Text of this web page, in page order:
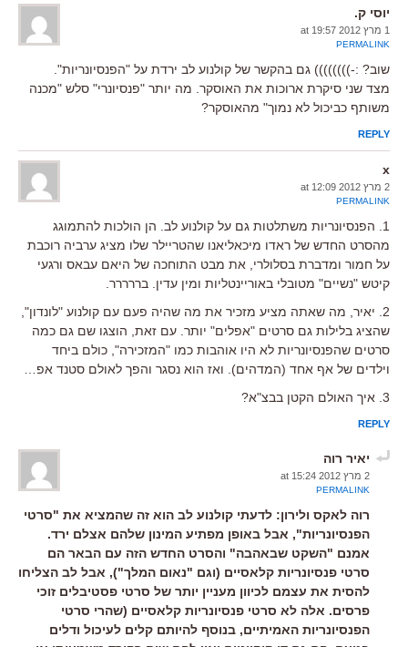
יוסי ק.
1 מרץ 2012 at 19:57
PERMALINK
שוב? :-)))))))) גם בהקשר של קולנוע לב ירדת על "הפנסיונריות".
מצד שני סיקרת ארוכות את האוסקר. מה יותר "פנסיונרי" סלש "מכנה
משותף כביכול לא נמוך" מהאוסקר?
REPLY
x
2 מרץ 2012 at 12:09
PERMALINK
1. הפנסיונריות משתלטות גם על קולנוע לב. הן הולכות להתמוגג
מהסרט החדש של ראדו מיכאליאנו שהטריילר שלו מציג ערביה רוכבת
על חמור ומדברת בסלולרי, את מבט התוחכה של היאם עבאס ורגעי
קיטש "נשיים" מטובלי באוריינטליות ומין עדין. בררררר.
2. יאיר, מה שאתה מציע מזכיר את מה שהיה פעם עם קולנוע "לונדון",
שהציג בלילות גם סרטים "אפלים" יותר. עם זאת, הוצגו שם גם כמה
סרטים שהפנסיונריות לא היו אוהבות כמו "המזכירה", כולם ביחד
וילדים של אף אחד (המדהים). ואז הוא נסגר והפך לאולם סטנד אפ…
3. איך האולם הקטן בבצ"א?
REPLY
יאיר רוה
2 מרץ 2012 at 15:24
PERMALINK
רוה לאקס ולירון: לדעתי קולנוע לב הוא זה שהמציא את "סרטי
הפנסיונריות", אבל באופן מפתיע המינון שלהם אצלם ירד.
אמנם "השקט שבאהבה" והסרט החדש הזה עם הבאר הם
סרטי פנסיונריות קלאסיים (וגם "נאום המלך"), אבל לב הצליחו
להסית את עצמם לכיוון מעניין יותר של סרטי פסטיבלים זוכי
פרסים. אלה לא סרטי פנסיונריות קלאסיים (שהרי סרטי
הפנסיונריות האמיתיים, בנוסף להיותם קלים לעיכול ודלים